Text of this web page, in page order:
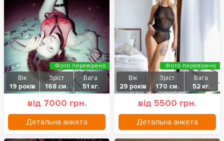
Вік
19 років
Зріст
168 см.
Вага
51 кг.
від 7000 грн.
Детальна анкета
Фото перевірено
Вік
29 років
Зріст
170 см.
Вага
52 кг.
від 5500 грн.
Детальна анкета
Фото перевірено